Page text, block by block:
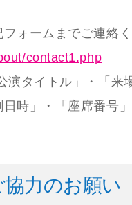
ォームまでご連絡
contact1.php
演タイトル」・「来
時」・「座席番号
力のお願い